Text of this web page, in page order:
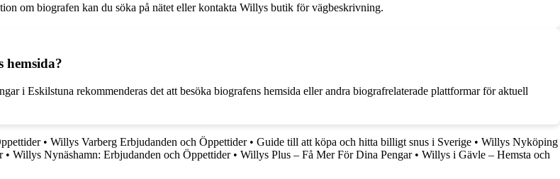
om biografen kan du söka på nätet eller kontakta Willys butik för vägbeskrivning.
i Eskilstuna rekommenderas det att besöka biografens hemsida eller andra biografrelaterade plattformar för aktuell
• Willys Varberg Erbjudanden och Öppettider• Guide till att köpa och hitta billigt snus i Sverige • Willys Nyköping
• Willys Nynäshamn: Erbjudanden och Öppettider• Willys Plus – Få Mer För Dina Pengar• Willys i Gävle – Hemsta och